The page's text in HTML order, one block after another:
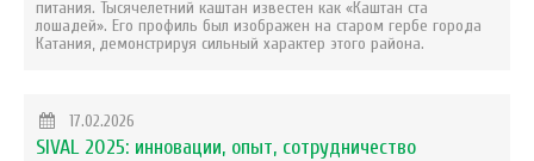
питания. Тысячелетний каштан известен как «Каштан ста
лошадей». Его профиль был изображен на старом гербе города
Катания, демонстрируя сильный характер этого района.
17.02.2026
SIVAL 2025: инновации, опыт, сотрудничество